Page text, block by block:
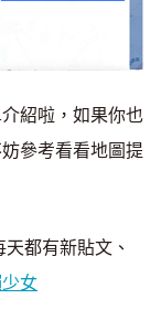
紹啦，如果你也
參考看看地圖提
天都有新貼文、
女